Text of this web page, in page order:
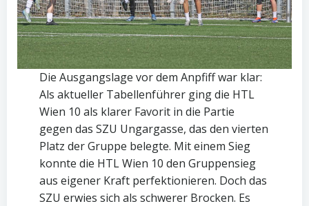
Die Ausgangslage vor dem Anpfiff war klar:
Als aktueller Tabellenführer ging die HTL
Wien 10 als klarer Favorit in die Partie
gegen das SZU Ungargasse, das den vierten
Platz der Gruppe belegte. Mit einem Sieg
konnte die HTL Wien 10 den Gruppensieg
aus eigener Kraft perfektionieren. Doch das
SZU erwies sich als schwerer Brocken. Es